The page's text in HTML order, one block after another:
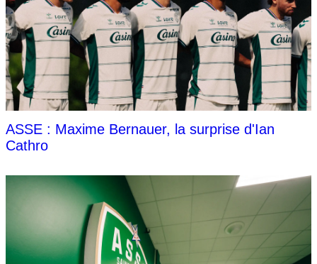
ASSE : Maxime Bernauer, la surprise d'Ian
Cathro